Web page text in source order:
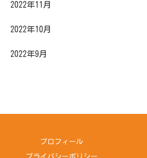
2022年11月
2022年10月
2022年9月
プロフィール